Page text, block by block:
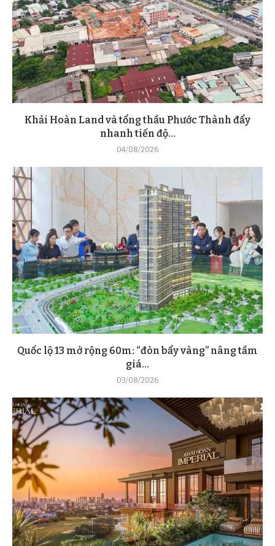
Khải Hoàn Land và tổng thầu Phước Thành đẩy
nhanh tiến độ...
04/08/2026
Quốc lộ 13 mở rộng 60m: “đòn bẩy vàng” nâng tầm
giá...
03/08/2026